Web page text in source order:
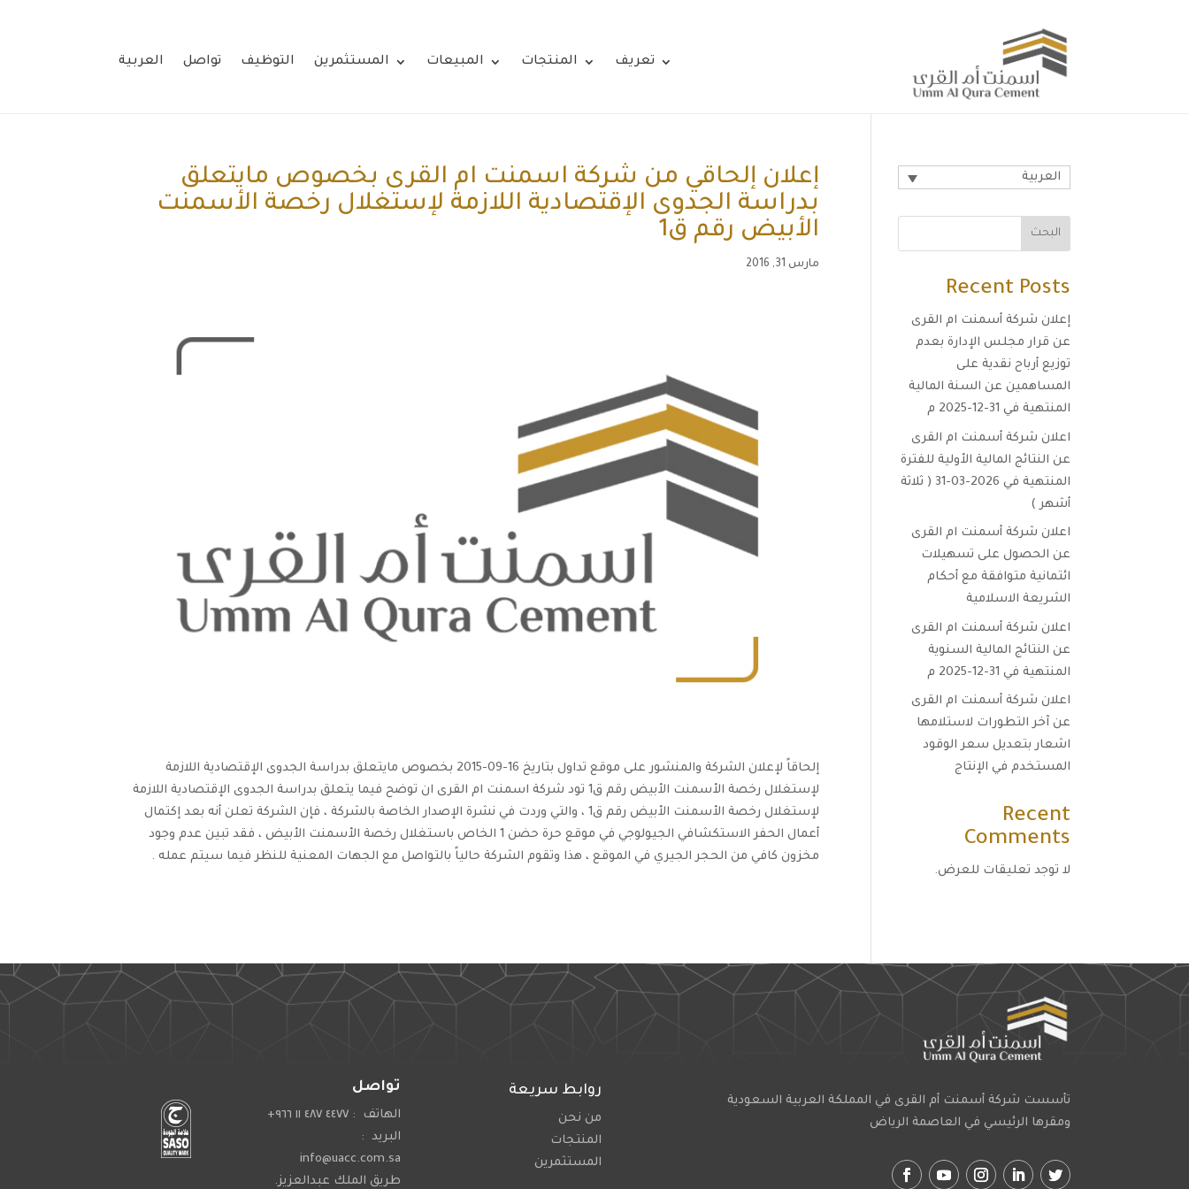
تعريف المنتجات المبيعات المستثمرين التوظيف تواصل العربية
إعلان إلحاقي من شركة اسمنت ام القرى بخصوص مايتعلق
بدراسة الجدوى الإقتصادية اللازمة لإستغلال رخصة الأسمنت
الأبيض رقم ق1
مارس 31, 2016
إلحاقاً لإعلان الشركة والمنشور على موقع تداول بتاريخ 16-09-2015 بخصوص مايتعلق بدراسة الجدوى الإقتصادية اللازمة
لإستغلال رخصة الأسمنت الأبيض رقم ق1 تود شركة اسمنت ام القرى ان توضح فيما يتعلق بدراسة الجدوى الإقتصادية اللازمة
لإستغلال رخصة الأسمنت الأبيض رقم ق1 ، والتي وردت في نشرة الإصدار الخاصة بالشركة ، فإن الشركة تعلن أنه بعد إكتمال
أعمال الحفر الاستكشافي الجيولوجي في موقع حرة حضن 1 الخاص باستغلال رخصة الأسمنت الأبيض ، فقد تبين عدم وجود
مخزون كافي من الحجر الجيري في الموقع ، هذا وتقوم الشركة حالياً بالتواصل مع الجهات المعنية للنظر فيما سيتم عمله .
العربية
البحث
Recent Posts
إعلان شركة أسمنت ام القرى
عن قرار مجلس الإدارة بعدم
توزيع أرباح نقدية على
المساهمين عن السنة المالية
المنتهية في 31-12-2025 م
اعلان شركة أسمنت ام القرى
عن النتائج المالية الأولية للفترة
المنتهية في 2026-03-31 ( ثلاثة
أشهر )
اعلان شركة أسمنت ام القرى
عن الحصول على تسهيلات
ائتمانية متوافقة مع أحكام
الشريعة الاسلامية
اعلان شركة أسمنت ام القرى
عن النتائج المالية السنوية
المنتهية في 31-12-2025 م
اعلان شركة أسمنت ام القرى
عن آخر التطورات لاستلامها
اشعار بتعديل سعر الوقود
المستخدم في الإنتاج
Recent
Comments
لا توجد تعليقات للعرض.
تواصل
الهاتف : ٤٤٧٧ ٤٨٧ ١١ ٩٦٦+
البريد :
info@uacc.com.sa
طريق الملك عبدالعزيز.
روابط سريعة
من نحن
المنتجات
المستثمرين
تأسست شركة أسمنت أم القرى في المملكة العربية السعودية
ومقرها الرئيسي في العاصمة الرياض